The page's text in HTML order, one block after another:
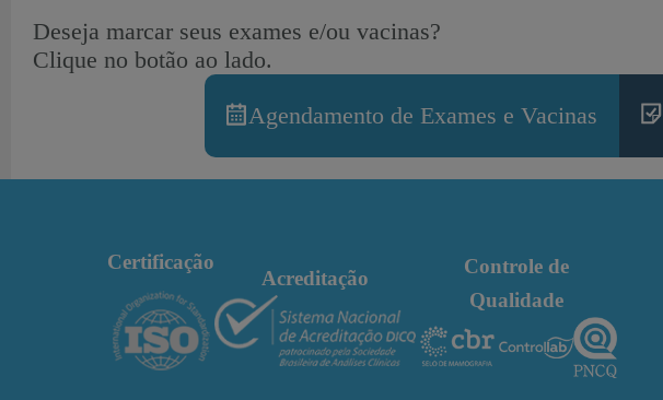
Deseja marcar seus exames e/ou vacinas?
Clique no botão ao lado.
Agendamento de Exames e Vacinas
Certificação
Acreditação
Controle de
Qualidade